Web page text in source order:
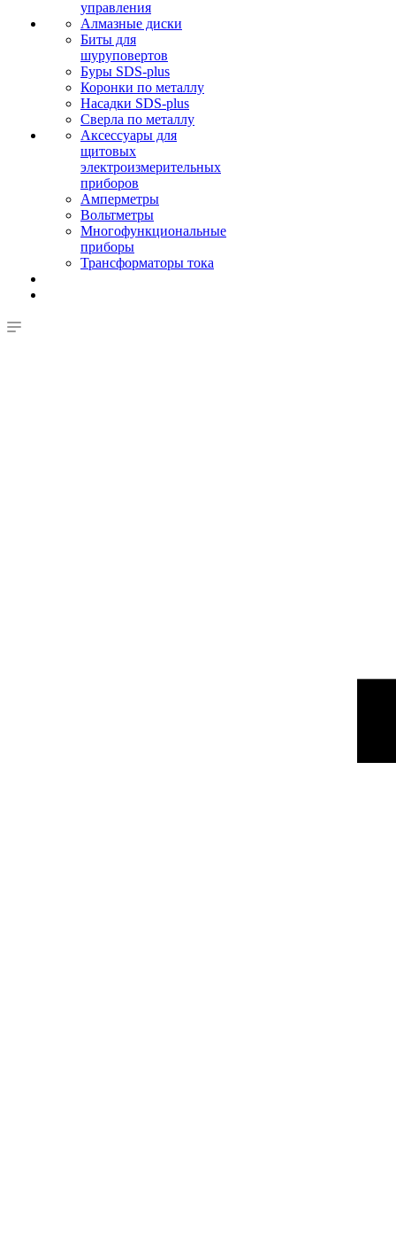
управления
Алмазные диски
Биты для
шуруповертов
Буры SDS-plus
Коронки по металлу
Насадки SDS-plus
Сверла по металлу
Аксессуары для
щитовых
электроизмерительных
приборов
Амперметры
Вольтметры
Многофункциональные
приборы
Трансформаторы тока